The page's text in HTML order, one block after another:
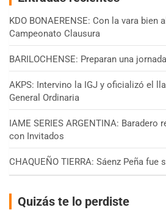
KDO BONAERENSE: Con la vara bien
Campeonato Clausura
BARILOCHENSE: Preparan una
AKPS: Intervino la IGJ y oficializó el
General Ordinaria
IAME SERIES ARGENTINA: Baradero
con Invitados
CHAQUEÑO TIERRA: Sáenz Peña
Quizás te lo perdiste